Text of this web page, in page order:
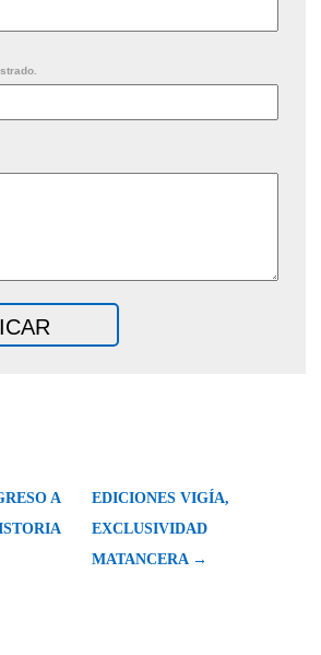
A
EDICIONES VIGÍA,
EXCLUSIVIDAD
MATANCERA →